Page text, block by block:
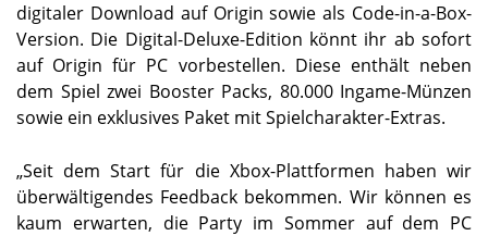
digitaler Download auf Origin sowie als Code-in-a-Box-
Version. Die Digital-Deluxe-Edition könnt ihr ab sofort
auf Origin für PC vorbestellen. Diese enthält neben
dem Spiel zwei Booster Packs, 80.000 Ingame-Münzen
sowie ein exklusives Paket mit Spielcharakter-Extras.
„Seit dem Start für die Xbox-Plattformen haben wir
überwältigendes Feedback bekommen. Wir können es
kaum erwarten, die Party im Sommer auf dem PC